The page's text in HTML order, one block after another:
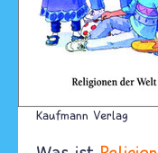
Kaufmann Verlag